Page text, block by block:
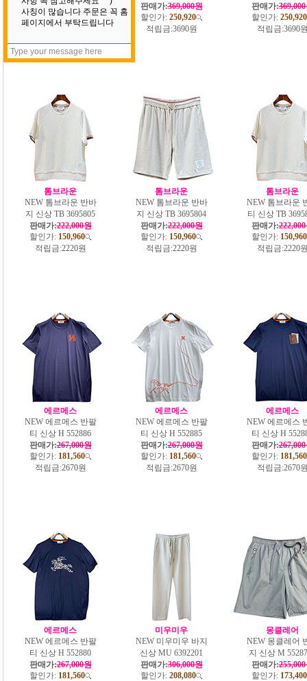
55528330
판매가: 840,000원
할인가: 571,200
판매가:369,000원
할인가: 250,920
적립금:3690원
판매가:
할인가: 250,920
적립금:3690
톰브라운
NEW 톰브라운 반바
지 신상 TB 3695805
판매가:222,000원
할인가: 150,960
적립금:2220원
톰브라운
NEW 톰브라운 반바
지 신상 TB 3695804
판매가:222,000원
할인가: 150,960
적립금:2220원
톰브라운
NEW 톰브라운
티 신상 TB
판매가:
할인가: 150,960
적립금:2220
에르메스
NEW 에르메스 반팔
티 신상 H 552886
판매가:267,000원
할인가: 181,560
적립금:2670원
에르메스
NEW 에르메스 반팔
티 신상 H 552885
판매가:267,000원
할인가: 181,560
적립금:2670원
에르메스
NEW 에르메스
티 신상 H
판매가:
할인가: 181,560
적립금:2670
에르메스
NEW 에르메스 반팔
티 신상 H 552880
판매가:267,000원
할인가: 181,560
미우미우
NEW 미우미우 바지
신상 MU 6392201
판매가:306,000원
할인가: 208,080
몽클레어
NEW 몽클레어
지 신상 M
판매가:
할인가: 173,400